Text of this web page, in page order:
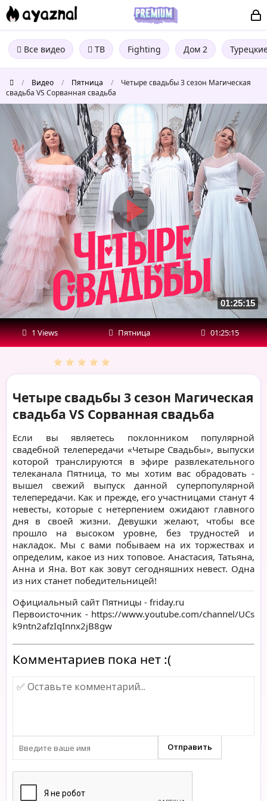
Все видео ТВ Fighting Дом 2
/ Видео / Пятница /
Четыре свадьбы 3 сезон Магическая
свадьба VS Сорванная свадьба
Четыре
свадьбы
сезон
Магическая
свадьба
VS
Сорванная
свадьба
01:25:15
1 Views Пятница 01:25:15
Четыре свадьбы 3 сезон Магическая
свадьба VS Сорванная свадьба
Если вы являетесь поклонником популярной
свадебной телепередачи «Четыре Свадьбы», выпуски
которой транслируются в эфире развлекательного
телеканала Пятница, то мы хотим вас обрадовать -
вышел свежий выпуск данной суперпопулярной
телепередачи. Как и прежде, его участницами станут 4
невесты, которые с нетерпением ожидают главного
дня в своей жизни. Девушки желают, чтобы все
прошло на высоком уровне, без трудностей и
накладок. Мы с вами побываем на их торжествах и
определим, какое из них топовое. Анастасия, Татьяна,
Анна и Яна. Вот как зовут сегодняшних невест. Одна
из них станет победительницей!
Официальный сайт Пятницы - friday.ru
Первоисточник - https://www.youtube.com/channel/UCs
k9ntn2afzIqInnx2jB8gw
Комментариев пока нет :(